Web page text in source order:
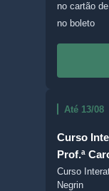
no cartão
no boleto
Até 13/08
Curso
Prof.ª
Curso
Negrin